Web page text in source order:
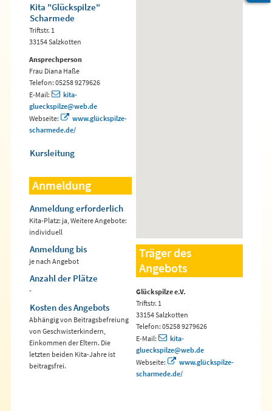
Kita "Glückspilze"
Scharmede
Triftstr. 1
33154 Salzkotten
Ansprechperson
Frau Diana Haße
Telefon: 05258 9279626
E-Mail:
kita-
glueckspilze@web.de
Webseite:
www.glückspilze-
scharmede.de/
Kursleitung
Anmeldung
Anmeldung erforderlich
Kita-Platz: ja, Weitere Angebote:
individuell
Anmeldung bis
je nach Angebot
Anzahl der Plätze
-
Kosten des Angebots
Abhängig von Beitragsbefreiung
von Geschwisterkindern,
Einkommen der Eltern. Die
letzten beiden Kita-Jahre ist
beitragsfrei.
Träger des
Angebots
Glückspilze e.V.
Triftstr. 1
33154 Salzkotten
Telefon: 05258 9279626
E-Mail:
kita-
glueckspilze@web.de
Webseite:
www.glückspilze-
scharmede.de/